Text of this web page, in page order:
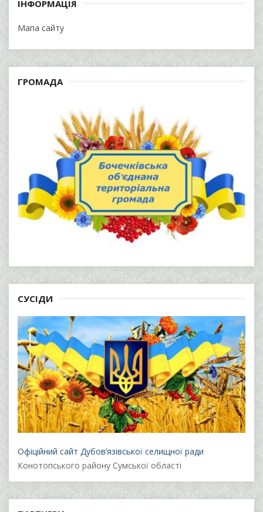
ІНФОРМАЦІЯ
Мапа сайту
ГРОМАДА
СУСІДИ
Офіційний сайт Дубов’язівської селищної ради
Конотопського району Сумської області